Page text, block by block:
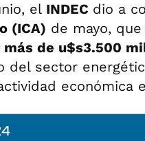
el INDEC dio a
(ICA) de mayo,
de u$s3.500
del sector
económica